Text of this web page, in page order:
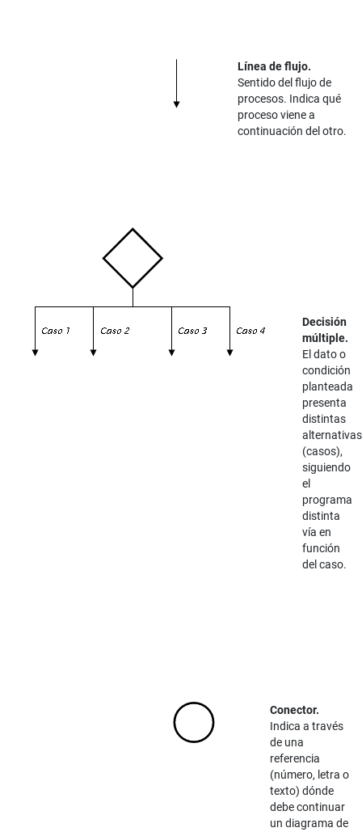
Línea de flujo.
Sentido del flujo de
procesos. Indica qué
proceso viene a
continuación del otro.
Decisión
múltiple.
El dato o
condición
planteada
presenta
distintas
alternativas
(casos),
siguiendo
el
programa
distinta
vía en
función
del caso.
Conector.
Indica a través
de una
referencia
(número, letra o
texto) dónde
debe continuar
un diagrama de